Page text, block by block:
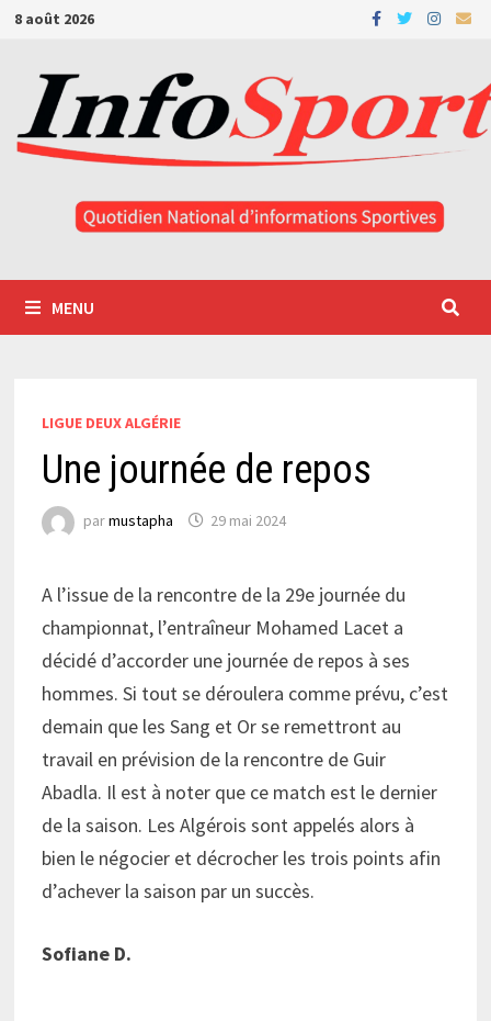
Passer
contenu
8 août 2026
MENU
LIGUE DEUX ALGÉRIE
Une journée de repos
parmustapha 29 mai 2024
A l’issue de la rencontre de la 29e journée du
championnat, l’entraîneur Mohamed Lacet a
décidé d’accorder une journée de repos à ses
hommes. Si tout se déroulera comme prévu, c’est
demain que les Sang et Or se remettront au
travail en prévision de la rencontre de Guir
Abadla. Il est à noter que ce match est le dernier
de la saison. Les Algérois sont appelés alors à
bien le négocier et décrocher les trois points afin
d’achever la saison par un succès.
Sofiane D.